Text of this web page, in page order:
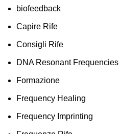
biofeedback
Capire Rife
Consigli Rife
DNA Resonant Frequencies
Formazione
Frequency Healing
Frequency Imprinting